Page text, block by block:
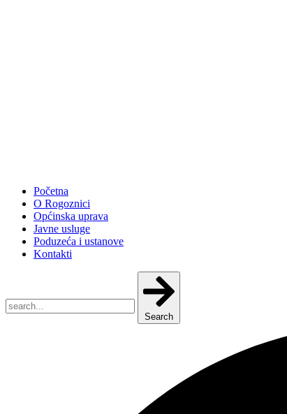
Početna
O Rogoznici
Općinska uprava
Javne usluge
Poduzeća i ustanove
Kontakti
Search